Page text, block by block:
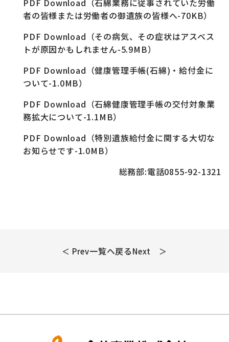
PDF Download（石綿業務に従事されていた労働
者の皆様または労働者の御遺族の皆様へ-70KB）
PDF Download（その病気、その症状はアスベス
トが原因かもしれません-5.9MB）
PDF Download（健康管理手帳(石綿)・給付金に
ついて-1.0MB）
PDF Download（石綿健康管理手帳の交付対象業
務拡大について-1.1MB）
PDF Download（特別遺族給付金に関する大切な
お知らせです-1.0MB）
総務部:電話0855-92-1321
＜ Prev一覧へ戻るNext ＞